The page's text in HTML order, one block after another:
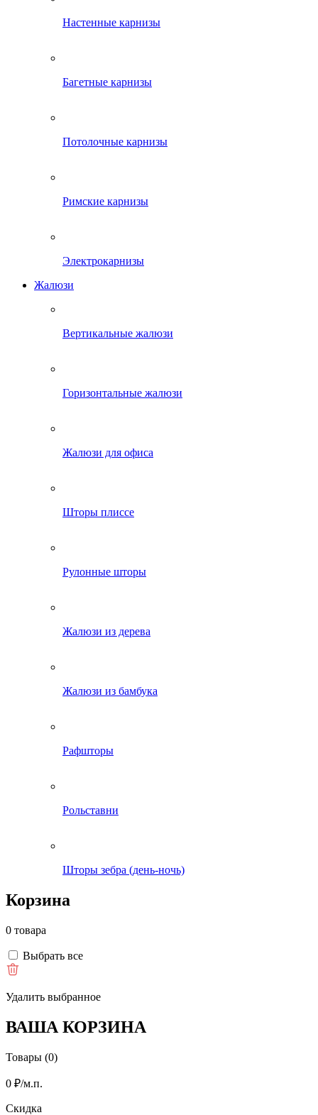
Настенные карнизы
Багетные карнизы
Потолочные карнизы
Римские карнизы
Электрокарнизы
Жалюзи
Вертикальные жалюзи
Горизонтальные жалюзи
Жалюзи для офиса
Шторы плиссе
Рулонные шторы
Жалюзи из дерева
Жалюзи из бамбука
Рафшторы
Рольставни
Шторы зебра (день-ночь)
Корзина
0 товара
Выбрать все
Удалить выбранное
ВАША КОРЗИНА
Товары (0)
0 ₽/м.п.
Скидка